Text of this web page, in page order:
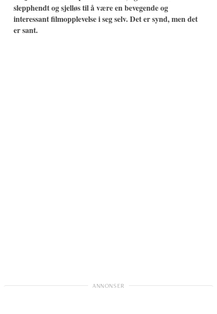
slepphendt og sjelløs til å være en bevegende og
interessant filmopplevelse i seg selv. Det er synd, men det
er sant.